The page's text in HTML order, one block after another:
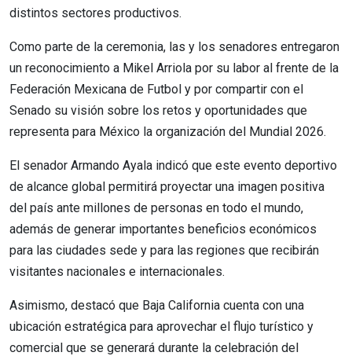
distintos sectores productivos.
Como parte de la ceremonia, las y los senadores entregaron
un reconocimiento a Mikel Arriola por su labor al frente de la
Federación Mexicana de Futbol y por compartir con el
Senado su visión sobre los retos y oportunidades que
representa para México la organización del Mundial 2026.
El senador Armando Ayala indicó que este evento deportivo
de alcance global permitirá proyectar una imagen positiva
del país ante millones de personas en todo el mundo,
además de generar importantes beneficios económicos
para las ciudades sede y para las regiones que recibirán
visitantes nacionales e internacionales.
Asimismo, destacó que Baja California cuenta con una
ubicación estratégica para aprovechar el flujo turístico y
comercial que se generará durante la celebración del